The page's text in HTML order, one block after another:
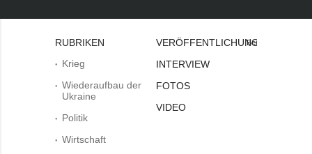
RUBRIKEN
Krieg
Wiederaufbau der
Ukraine
Politik
Wirtschaft
VERÖFFENTLICHUNGEN
INTERVIEW
FOTOS
VIDEO
Bei